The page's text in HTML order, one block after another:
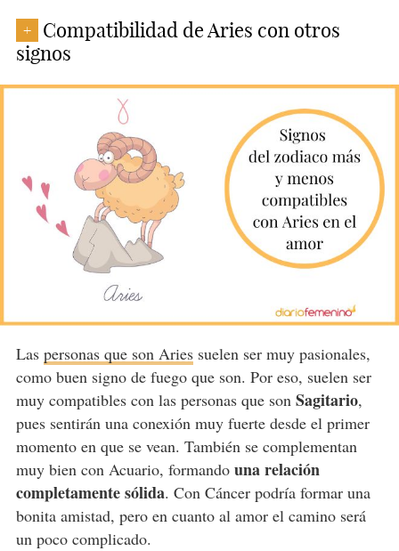
+
Compatibilidad de Aries con otros
signos
Las personas que son Ariessuelen ser muy pasionales,
como buen signo de fuego que son. Por eso, suelen ser
muy compatibles con las personas que son Sagitario,
pues sentirán una conexión muy fuerte desde el primer
momento en que se vean. También se complementan
muy bien con Acuario, formando una relación
completamente sólida. Con Cáncer podría formar una
bonita amistad, pero en cuanto al amor el camino será
un poco complicado.